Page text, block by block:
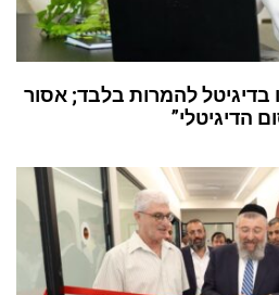
בדיגיטל להמרות בלבד; אסור
הדיגיטלי”